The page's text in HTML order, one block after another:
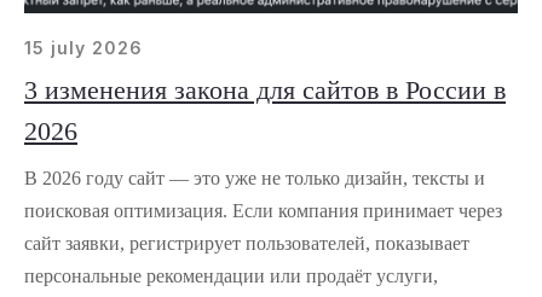
15 july 2026
3 изменения закона для сайтов в России в
2026
В 2026 году сайт — это уже не только дизайн, тексты и
поисковая оптимизация. Если компания принимает через
сайт заявки, регистрирует пользователей, показывает
персональные рекомендации или продаёт услуги,